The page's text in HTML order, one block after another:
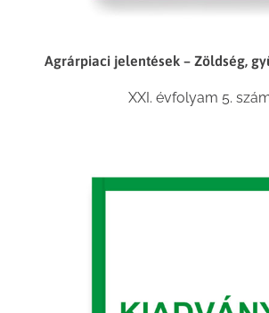
Agrárpiaci jelentések – Zöldség,
XXI. évfolyam 5.